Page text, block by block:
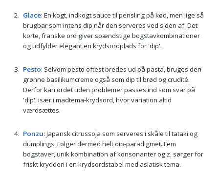
Glace: En kogt, indkogt sauce til pensling på kød, men lige så
brugbar som intens dip når den serveres ved siden af. Det
korte, franske ord giver spændstige bogstavkombinationer
og udfylder elegant en krydsordplads for 'dip'.
Pesto: Selvom pesto oftest bredes ud på pasta, bruges den
grønne basilikumcreme også som dip til brød og crudité.
Derfor kan ordet uden problemer passes ind som svar på
'dip', især i madtema-krydsord, hvor variation altid
værdsættes.
Ponzu: Japansk citrussoja som serveres i skåle til tataki og
dumplings. Følger dermed helt dip-paradigmet. Fem
bogstaver, unik kombination af konsonanter og z, sørger for
friskt krydderi i en krydsordstabel med asiatisk tema.